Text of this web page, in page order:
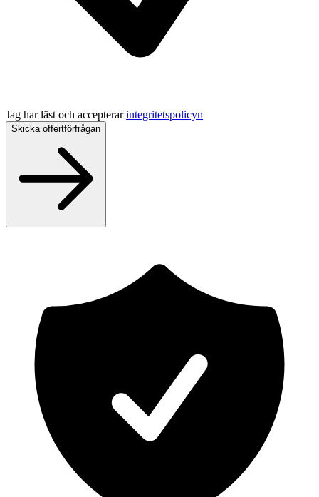
Jag har läst och accepterar integritetspolicyn
Skicka offertförfrågan